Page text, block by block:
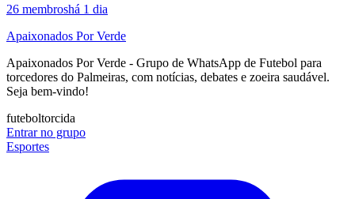
26 membroshá 1 dia
Apaixonados Por Verde
Apaixonados Por Verde - Grupo de WhatsApp de Futebol para
torcedores do Palmeiras, com notícias, debates e zoeira saudável.
Seja bem-vindo!
futeboltorcida
Entrar no grupo
Esportes